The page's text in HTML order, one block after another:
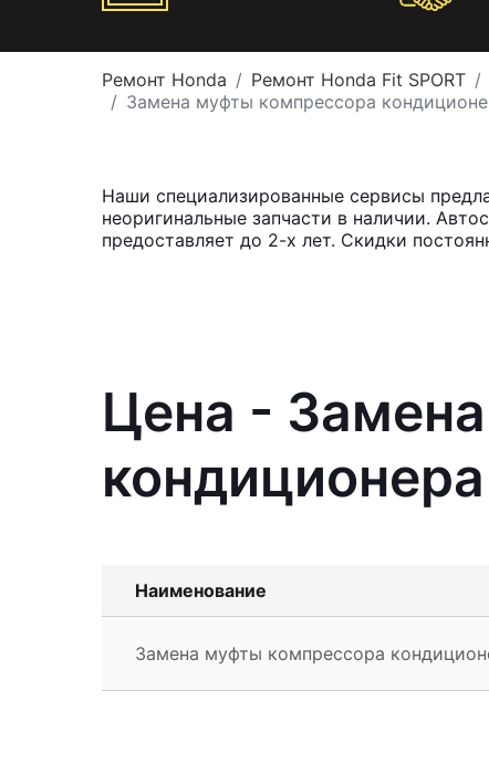
Ремонт Honda Ремонт Honda Fit SPORT
Замена муфты компрессора
Наши специализированные сервисы
неоригинальные запчасти в наличии.
предоставляет до 2-х лет. Скидки
Цена -
Наименование
Замена муфты компрессора